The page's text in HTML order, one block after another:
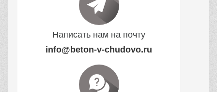
Написать нам на почту
info@beton-v-chudovo.ru